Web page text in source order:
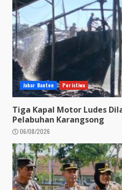
Jabar Banten Peristiwa
Tiga Kapal Motor Ludes
Pelabuhan Karangsong
06/08/2026